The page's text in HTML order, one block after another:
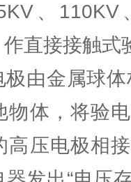
、110KV
直接接触式
极由金属球
物体，将验
高压电极相